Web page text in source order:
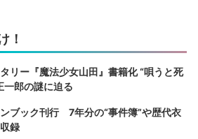
！
リー『魔法少女山田』書籍化 “唄うと死
一郎の謎に迫る
ブック刊行 7年分の“事件簿”や歴代衣
録